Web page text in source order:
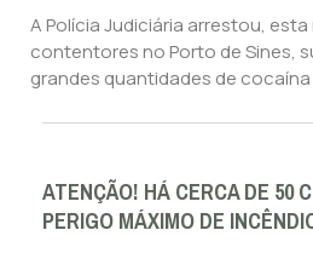
A Polícia Judiciária arrestou,
contentores no Porto de Sines,
grandes quantidades de
ATENÇÃO! HÁ CERCA DE 50
PERIGO MÁXIMO DE